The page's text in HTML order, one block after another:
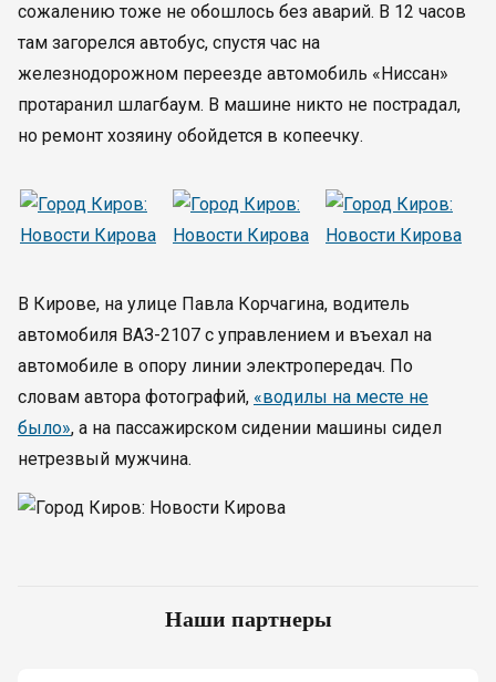
сожалению тоже не обошлось без аварий. В 12 часов
там загорелся автобус, спустя час на
железнодорожном переезде автомобиль «Ниссан»
протаранил шлагбаум. В машине никто не пострадал,
но ремонт хозяину обойдется в копеечку.
В Кирове, на улице Павла Корчагина, водитель
автомобиля ВАЗ-2107 с управлением и въехал на
автомобиле в опору линии электропередач. По
словам автора фотографий, «водилы на месте не
было», а на пассажирском сидении машины сидел
нетрезвый мужчина.
Наши партнеры